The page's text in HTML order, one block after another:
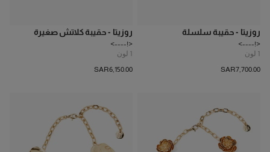
روزيتا - حقيبة سلسلة
<!---->
1 لون
SAR‌7,700.00
روزيتا - حقيبة كلاتش صغيرة
<!---->
1 لون
SAR‌6,150.00